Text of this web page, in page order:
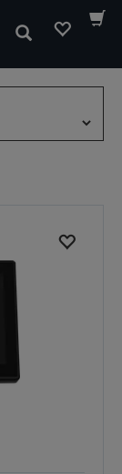
Zoeken